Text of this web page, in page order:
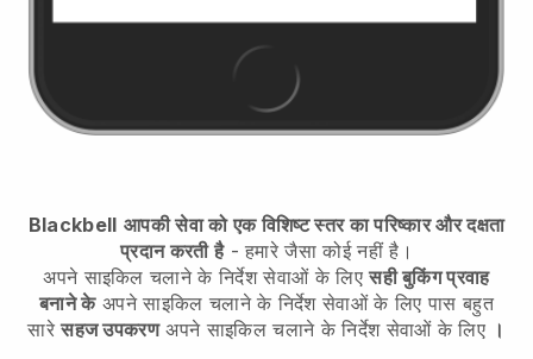
Blackbell आपकी सेवा को एक विशिष्ट स्तर का परिष्कार और दक्षता
प्रदान करती है- हमारे जैसा कोई नहीं है।
अपने साइकिल चलाने के निर्देश सेवाओं के लिए सही बुकिंग प्रवाह
बनाने के अपने साइकिल चलाने के निर्देश सेवाओं के लिए पास बहुत
सारेसहज उपकरण अपने साइकिल चलाने के निर्देश सेवाओं के लिए ।